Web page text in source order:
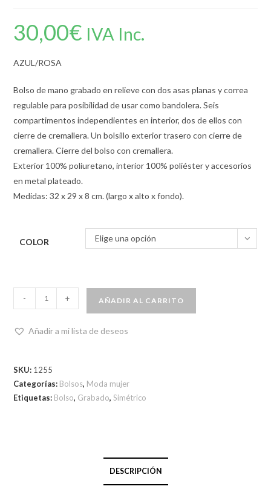
30,00€ IVA Inc.
AZUL/ROSA
Bolso de mano grabado en relieve con dos asas planas y correa
regulable para posibilidad de usar como bandolera. Seis
compartimentos independientes en interior, dos de ellos con
cierre de cremallera. Un bolsillo exterior trasero con cierre de
cremallera. Cierre del bolso con cremallera.
Exterior 100% poliuretano, interior 100% poliéster y accesorios
en metal plateado.
Medidas: 32 x 29 x 8 cm. (largo x alto x fondo).
COLOR Elige una opción
- + AÑADIR AL CARRITO
Añadir a mi lista de deseos
SKU: 1255
Categorías: Bolsos, Moda mujer
Etiquetas: Bolso, Grabado,Simétrico
DESCRIPCIÓN